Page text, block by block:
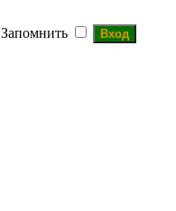
Запомнить